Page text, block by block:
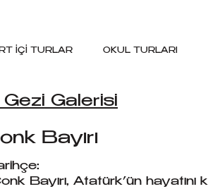
İÇİ TURLAR OKUL TURLARI
Galerisi
Bayırı
Bayırı, Atatürk’ün